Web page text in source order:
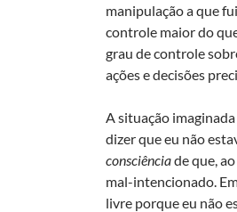
manipulação a que
controle maior do
grau de controle
ações e decisões
A situação
dizer que eu não
consciênciade que,
mal-intencionado.
livre porque eu não